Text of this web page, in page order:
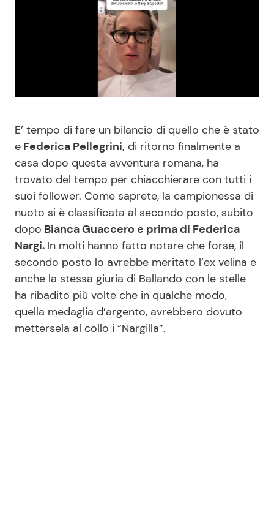
News Spettacolo
Moda e Style
Mondo Mamma
News benessere
Salute
Viaggi e Turismo
Festività
Cucina e Ricette
Dolci
Le Ricette in TV
Primi Piatti
Ricette Facili e Veloci
Ricette Feste
Ricette per Bambini
E’ tempo di fare un bilancio di quello che è stato
e Federica Pellegrini, di ritorno finalmente a
casa dopo questa avventura romana, ha
trovato del tempo per chiacchierare con tutti i
suoi follower. Come saprete, la campionessa di
nuoto si è classificata al secondo posto, subito
dopo Bianca Guaccero e prima di Federica
Nargi. In molti hanno fatto notare che forse, il
secondo posto lo avrebbe meritato l’ex velina e
anche la stessa giuria di Ballando con le stelle
ha ribadito più volte che in qualche modo,
quella medaglia d’argento, avrebbero dovuto
mettersela al collo i “Nargilla”.